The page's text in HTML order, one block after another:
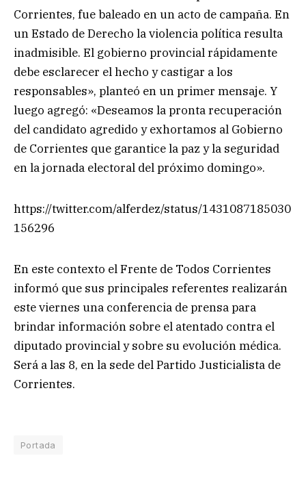
Corrientes, fue baleado en un acto de campaña. En
un Estado de Derecho la violencia política resulta
inadmisible. El gobierno provincial rápidamente
debe esclarecer el hecho y castigar a los
responsables», planteó en un primer mensaje. Y
luego agregó: «Deseamos la pronta recuperación
del candidato agredido y exhortamos al Gobierno
de Corrientes que garantice la paz y la seguridad
en la jornada electoral del próximo domingo».
https://twitter.com/alferdez/status/1431087185030
156296
En este contexto el Frente de Todos Corrientes
informó que sus principales referentes realizarán
este viernes una conferencia de prensa para
brindar información sobre el atentado contra el
diputado provincial y sobre su evolución médica.
Será a las 8, en la sede del Partido Justicialista de
Corrientes.
Portada